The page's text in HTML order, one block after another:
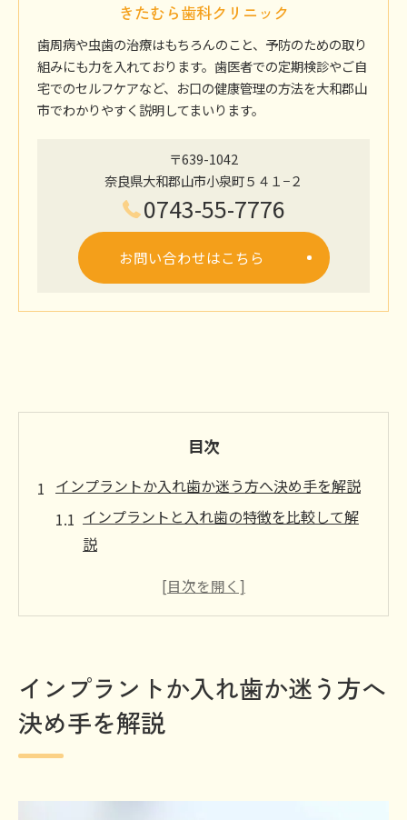
きたむら歯科クリニック
歯周病や虫歯の治療はもちろんのこと、予防のための取り
組みにも力を入れております。歯医者での定期検診やご自
宅でのセルフケアなど、お口の健康管理の方法を大和郡山
市でわかりやすく説明してまいります。
〒639-1042
奈良県大和郡山市小泉町５４１−２
0743-55-7776
お問い合わせはこちら
目次
インプラントか入れ歯か迷う方へ決め手を解説
インプラントと入れ歯の特徴を比較して解
説
インプラント選択時のメリットと注意点を
インプラント希望者が知っておきたい費用
の考え方
納得の選択につながる治療法比較ポイント
インプラントか入れ歯か迷う方へ
決め手を解説